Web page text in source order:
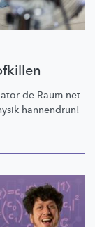
de Raum net
hannendrun!